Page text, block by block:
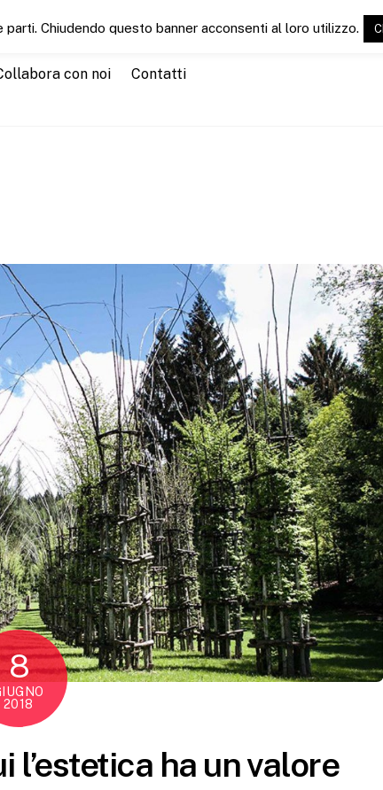
siamo Servizi CT News CTEducation
con noi Contatti
8
2018
l’estetica ha un valore
Chiudendo questo banner acconsenti al loro utilizzo.